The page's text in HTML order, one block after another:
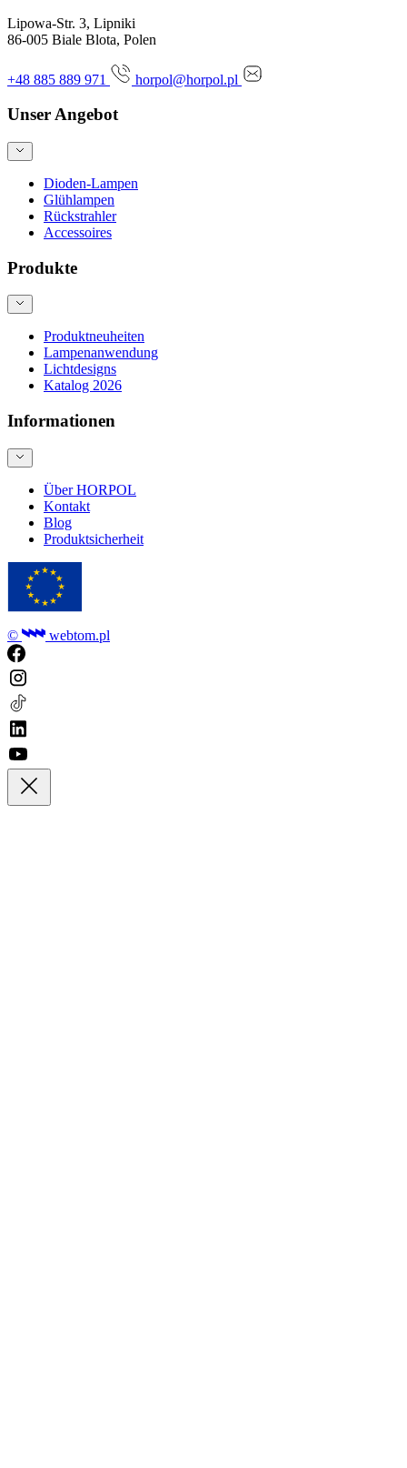
Lipowa-Str. 3, Lipniki
86-005 Biale Blota, Polen
+48 885 889 971 horpol@horpol.pl
Unser Angebot
Dioden-Lampen
Glühlampen
Rückstrahler
Accessoires
Produkte
Produktneuheiten
Lampenanwendung
Lichtdesigns
Katalog 2026
Informationen
Über HORPOL
Kontakt
Blog
Produktsicherheit
© webtom.pl